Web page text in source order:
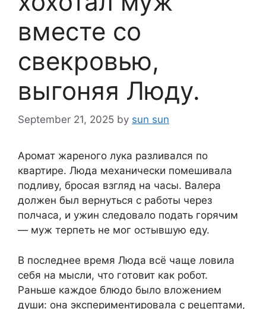
вместе со
свекровью,
выгоняя Люду.
September 21, 2025 by sun sun
Аромат жареного лука разливался по
квартире. Люда механически помешивала
подливу, бросая взгляд на часы. Валера
должен был вернуться с работы через
полчаса, и ужин следовало подать горячим
— муж терпеть не мог остывшую еду.
В последнее время Люда всё чаще ловила
себя на мысли, что готовит как робот.
Раньше каждое блюдо было вложением
души: она экспериментировала с рецептами,